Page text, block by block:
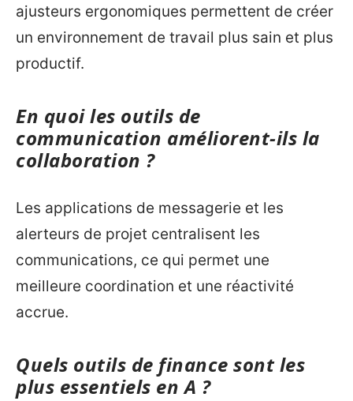
ajusteurs ergonomiques permettent de créer
un environnement de travail plus sain et plus
productif.
En quoi les outils de
communication améliorent-ils la
collaboration ?
Les applications de messagerie et les
alerteurs de projet centralisent les
communications, ce qui permet une
meilleure coordination et une réactivité
accrue.
Quels outils de finance sont les
plus essentiels en A ?